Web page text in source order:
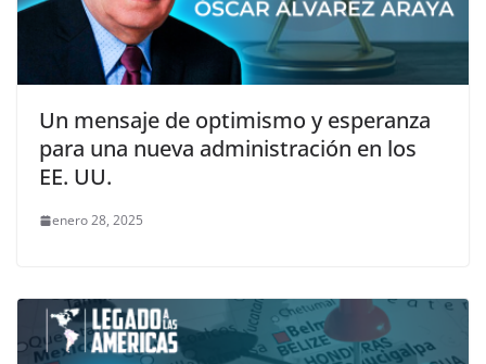
Un mensaje de optimismo y esperanza
para una nueva administración en los
EE. UU.
enero 28, 2025